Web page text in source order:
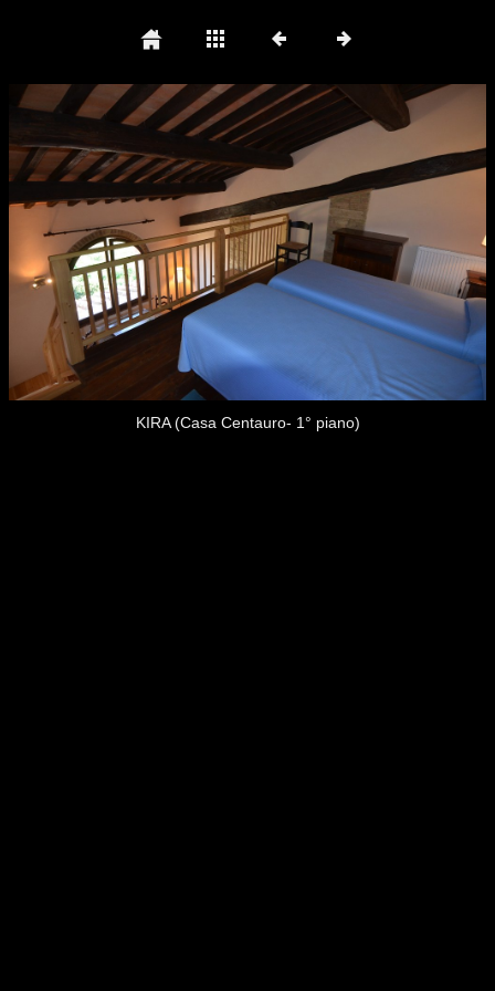
KIRA (Casa Centauro- 1° piano)